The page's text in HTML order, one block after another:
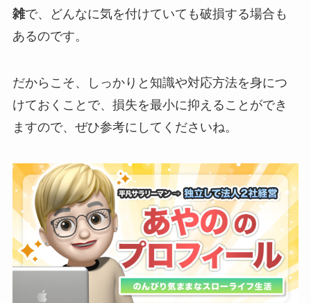
雑で、どんなに気を付けていても破損する場合も
あるのです。
だからこそ、しっかりと知識や対応方法を身につ
けておくことで、損失を最小に抑えることができ
ますので、ぜひ参考にしてくださいね。